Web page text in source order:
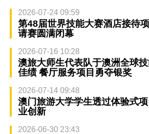
2026-07-24 09:59
第48届世界技能大赛酒店接待
请赛圆满闭幕
2026-07-16 10:28
澳旅大师生代表队于澳洲全球
佳绩 餐厅服务项目勇夺银奖
2026-07-14 09:48
澳门旅游大学学生透过体验式
业创新
2026-06-30 23:43